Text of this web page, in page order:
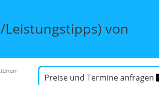
von
Preise und Termine anfragen